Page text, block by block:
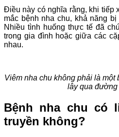
Điều này có nghĩa rằng, khi
mắc bệnh nha chu, khả năng
Nhiều tình huống thực tế đã
trong gia đình hoặc giữa các
nhau.
Viêm nha chu không phải là một
lây qua
Bệnh nha chu có
truyền không?